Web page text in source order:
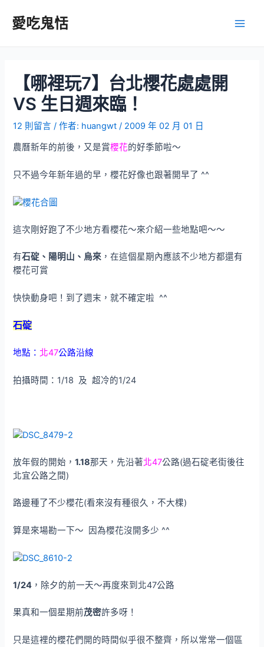
愛吃鬼恬
【哪裡玩7】台北櫻花處處開
VS 生日週來臨！
12 則留言 / 作者: huangwt/ 2009 年 02 月 01 日
農曆新年的前後，又是賞櫻花的好季節啦～
只不過今年新年過的早，櫻花好像也跟著開早了 ^^
這次剛好跑了不少地方看櫻花～來介紹一些地點吧～～
有石碇、陽明山、烏來 ，在這個星期內應該不少地方都還有
櫻花可賞
快快動身吧！到了週末，就不確定啦 ^^
石碇
地點： 北47公路沿線
拍攝時間：1/18 及 超冷的1/24
放年假的開始，1.18那天，先沿著北47公路(過石碇老街後往
北宜公路之間)
路邊種了不少櫻花(看來沒有種很久，不大棵)
算是來場勘一下～ 因為櫻花沒開多少 ^^
1/24 ，除夕的前一天～再度來到北47公路
果真和一個星期前茂密許多呀！
只是這裡的櫻花們開的時間似乎很不整齊，所以常常一個區